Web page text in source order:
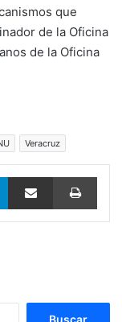
que
de la Oficina
de la Oficina
Veracruz
Telegramvía email